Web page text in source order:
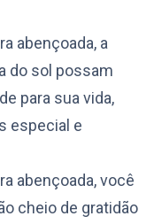
abençoada, a
do sol possam
para sua vida,
especial e
abençoada, você
cheio de gratidão